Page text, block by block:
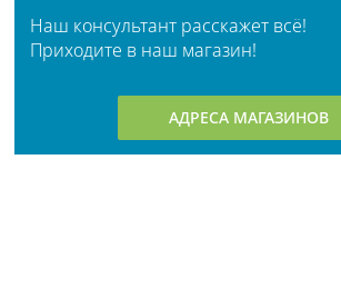
Наш консультант расскажет всё!
Приходите в наш магазин!
АДРЕСА МАГАЗИНОВ